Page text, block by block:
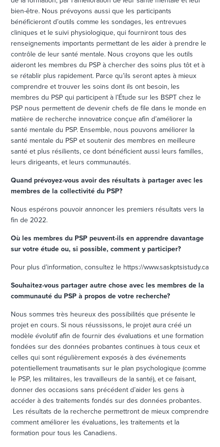
bien-être. Nous prévoyons aussi que les participants
bénéficieront d’outils comme les sondages, les entrevues
cliniques et le suivi physiologique, qui fourniront tous des
renseignements importants permettant de les aider à prendre le
contrôle de leur santé mentale. Nous croyons que les outils
aideront les membres du PSP à chercher des soins plus tôt et à
se rétablir plus rapidement. Parce qu’ils seront aptes à mieux
comprendre et trouver les soins dont ils ont besoin, les
membres du PSP qui participent à l’Étude sur les BSPT chez le
PSP nous permettent de devenir chefs de file dans le monde en
matière de recherche innovatrice conçue afin d’améliorer la
santé mentale du PSP. Ensemble, nous pouvons améliorer la
santé mentale du PSP et soutenir des membres en meilleure
santé et plus résilients, ce dont bénéficient aussi leurs familles,
leurs dirigeants, et leurs communautés.
Quand prévoyez-vous avoir des résultats à partager avec les
membres de la collectivité du PSP?
Nous espérons pouvoir annoncer les premiers résultats vers la
fin de 2022.
Où les membres du PSP peuvent-ils en apprendre davantage
sur votre étude ou, si possible, comment y participer?
Pour plus d’information, consultez le https://www.saskptsistudy.ca
Souhaitez-vous partager autre chose avec les membres de la
communauté du PSP à propos de votre recherche?
Nous sommes très heureux des possibilités que présente le
projet en cours. Si nous réussissons, le projet aura créé un
modèle évolutif afin de fournir des évaluations et une formation
fondées sur des données probantes continues à tous ceux et
celles qui sont régulièrement exposés à des événements
potentiellement traumatisants sur le plan psychologique (comme
le PSP, les militaires, les travailleurs de la santé), et ce faisant,
donner des occasions sans précédent d’aider les gens à
accéder à des traitements fondés sur des données probantes.
Les résultats de la recherche permettront de mieux comprendre
comment améliorer les évaluations, les traitements et la
formation pour tous les Canadiens.